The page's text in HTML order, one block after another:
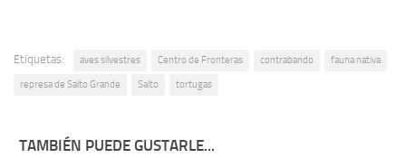
Etiquetas: aves silvestres Centro de Fronteras contrabando fauna nativa
represa de Salto Grande Salto tortugas
TAMBIÉN PUEDE GUSTARLE...